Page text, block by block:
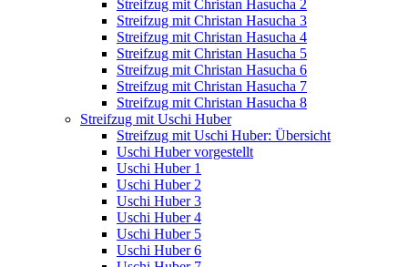
Streifzug mit Christan Hasucha 2
Streifzug mit Christan Hasucha 3
Streifzug mit Christan Hasucha 4
Streifzug mit Christan Hasucha 5
Streifzug mit Christan Hasucha 6
Streifzug mit Christan Hasucha 7
Streifzug mit Christan Hasucha 8
Streifzug mit Uschi Huber
Streifzug mit Uschi Huber: Übersicht
Uschi Huber vorgestellt
Uschi Huber 1
Uschi Huber 2
Uschi Huber 3
Uschi Huber 4
Uschi Huber 5
Uschi Huber 6